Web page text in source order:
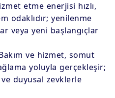
etme enerjisi hızlı,
odaklıdır; yenilenme
veya yeni başlangıçlar
ve hizmet, somut
yoluyla gerçekleşir;
duyusal zevklerle